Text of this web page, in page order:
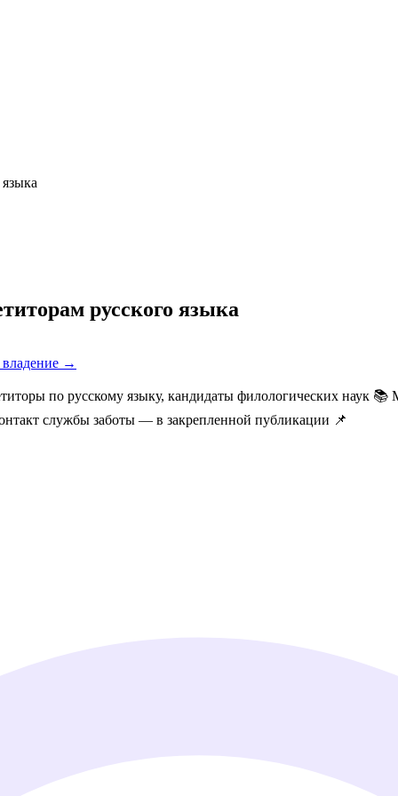
русского языка
владение →
по русскому языку, кандидаты филологических наук
службы заботы — в закрепленной публикации 📌